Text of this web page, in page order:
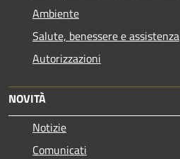
Ambiente
Salute, benessere e assistenza
Autorizzazioni
NOVITÀ
Notizie
Comunicati